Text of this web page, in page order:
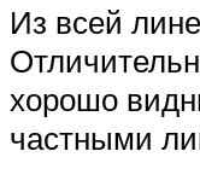
Из всей
хорошо
частными